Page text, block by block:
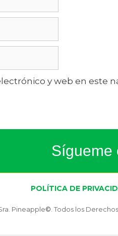
y web en este
Sígueme
POLÍTICA DE
Pineapple© . Todos los